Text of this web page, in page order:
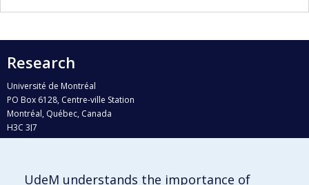
Research
Université de Montréal
PO Box 6128, Centre-ville Station
Montréal, Québec, Canada
H3C 3J7
UdeM understands the importance of